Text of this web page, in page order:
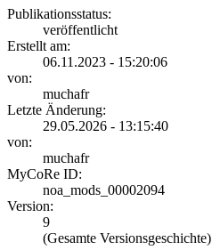
Publikationsstatus:
veröffentlicht
Erstellt am:
06.11.2023 - 15:20:06
von:
muchafr
Letzte Änderung:
29.05.2026 - 13:15:40
von:
muchafr
MyCoRe ID:
noa_mods_00002094
Version:
9
(Gesamte Versionsgeschichte)